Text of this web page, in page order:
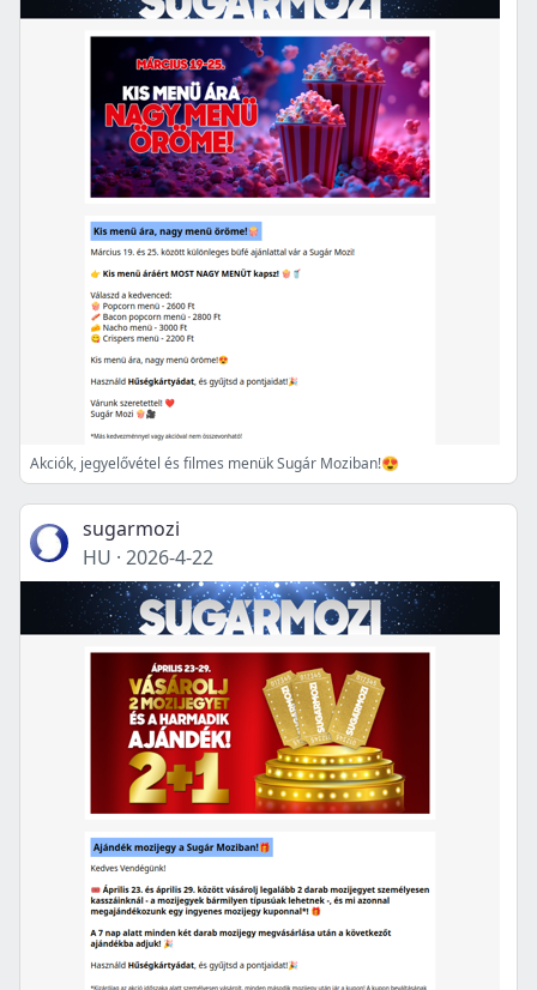
Akciók, jegyelővétel és filmes menük Sugár Moziban!😍
sugarmozi
HU · 2026-4-22